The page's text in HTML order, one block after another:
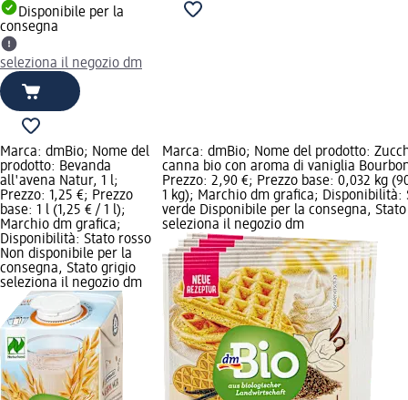
Disponibile per la
consegna
seleziona il negozio dm
Marca: dmBio; Nome del
prodotto: Bevanda
all'avena Natur, 1 l;
Prezzo: 1,25 €; Prezzo
base: 1 l (1,25 € / 1 l);
Marchio dm grafica;
Disponibilità: Stato rosso
Non disponibile per la
consegna, Stato grigio
seleziona il negozio dm
Marca: dmBio; Nome del prodotto:
canna bio con aroma di vaniglia
Prezzo: 2,90 €; Prezzo base: 0,032 kg
1 kg); Marchio dm grafica; Disponibilità:
verde Disponibile per la consegna,
seleziona il negozio dm